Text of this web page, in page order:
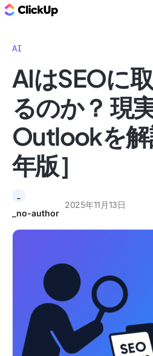
AI
AIはSEOに
るのか？ 現
Outlookを
年版］
_no-author
2025年11月13日